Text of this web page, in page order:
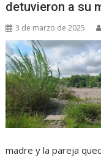
detuvieron a su
3 de marzo de 2025
madre y la pareja